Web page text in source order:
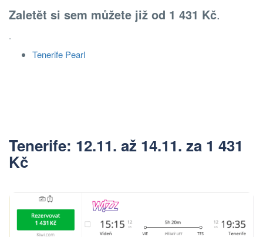
Zaletět si sem můžete již od 1 431 Kč.
.
Tenerife Pearl
Tenerife: 12.11. až 14.11. za 1 431
Kč